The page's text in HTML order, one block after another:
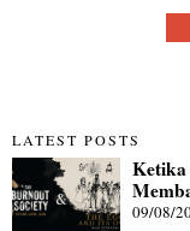
LATEST POSTS
09/08/